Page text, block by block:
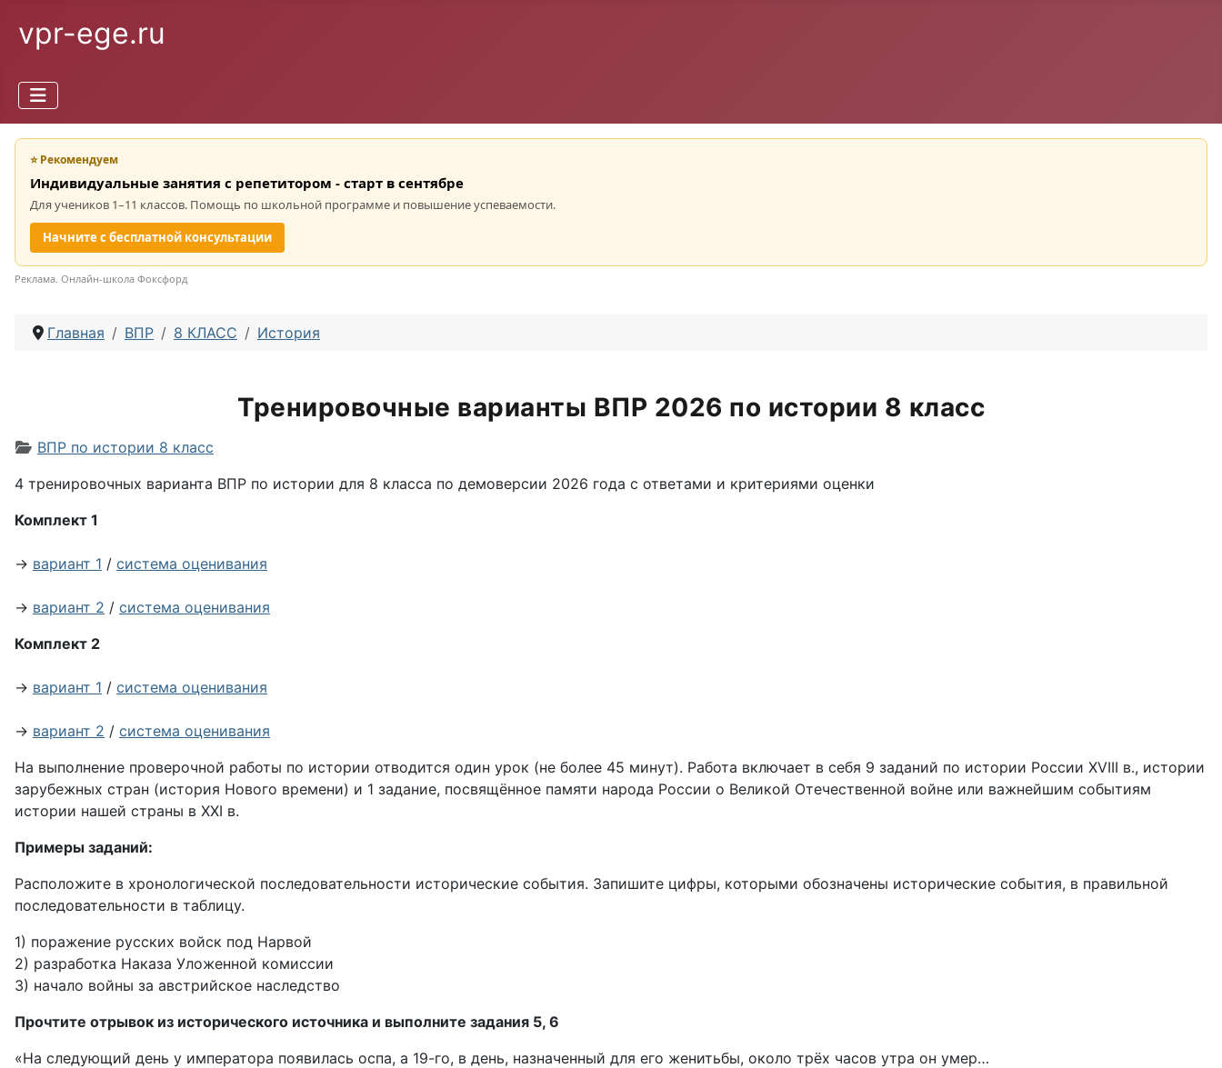
vpr-ege.ru
⭐ Рекомендуем
Индивидуальные занятия с репетитором - старт в сентябре
Для учеников 1–11 классов. Помощь по школьной программе и повышение успеваемости.
Начните с бесплатной консультации
Реклама. Онлайн-школа Фоксфорд
Главная ВПР 8 КЛАСС История
Тренировочные варианты ВПР 2026 по истории 8 класс
Информация о материале
ВПР по истории 8 класс
4 тренировочных варианта ВПР по истории для 8 класса по демоверсии 2026 года с ответами и критериями оценки
Комплект 1
→ вариант 1 / система оценивания
→ вариант 2 / система оценивания
Комплект 2
→ вариант 1 / система оценивания
→ вариант 2 / система оценивания
На выполнение проверочной работы по истории отводится один урок (не более 45 минут). Работа включает в себя 9 заданий по истории России XVIII в., истории
зарубежных стран (история Нового времени) и 1 задание, посвящённое памяти народа России о Великой Отечественной войне или важнейшим событиям
истории нашей страны в XXI в.
Примеры заданий:
Расположите в хронологической последовательности исторические события. Запишите цифры, которыми обозначены исторические события, в правильной
последовательности в таблицу.
1) поражение русских войск под Нарвой
2) разработка Наказа Уложенной комиссии
3) начало войны за австрийское наследство
Прочтите отрывок из исторического источника и выполните задания 5, 6
«На следующий день у императора появилась оспа, а 19-го, в день, назначенный для его женитьбы, около трёх часов утра он умер…